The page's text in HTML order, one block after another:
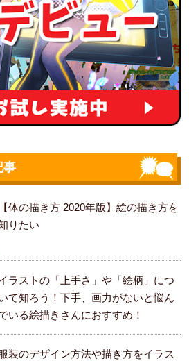
事
【体の描き方 2020年版】絵の描き方を
りたい
ラストの「上手さ」や「絵柄」につ
て知ろう！下手、画力がないと悩ん
いる絵描きさんにおすすめ！
服装のデザイン方法や描き方をイラス